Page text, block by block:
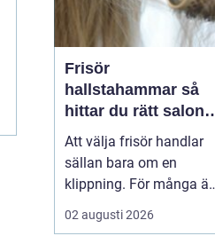
Frisör
hallstahammar så
hittar du rätt salong
för stil, kvalitet och
känsla
Att välja frisör handlar
sällan bara om en
klippning. För många är
besöket en paus i
vardagen, ett sätt att
02 augusti 2026